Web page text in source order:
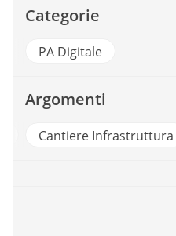
Categorie
PA Digitale
Argomenti
Cantiere Infrastruttura